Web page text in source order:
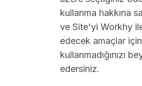
kullanma hakkına
ve Site'yi Workhy
edecek amaçlar için
kullanmadığınızı
edersiniz.